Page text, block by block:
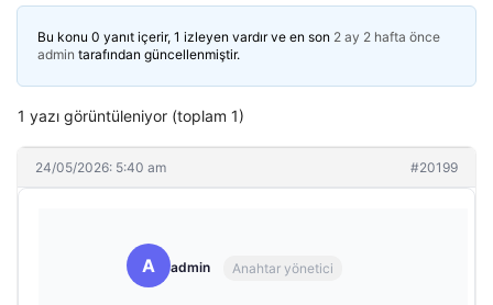
Bu konu 0 yanıt içerir, 1 izleyen vardır ve en son 2 ay 2 hafta önce
admin tarafından güncellenmiştir.
1 yazı görüntüleniyor (toplam 1)
24/05/2026: 5:40 am #20199
A admin Anahtar yönetici